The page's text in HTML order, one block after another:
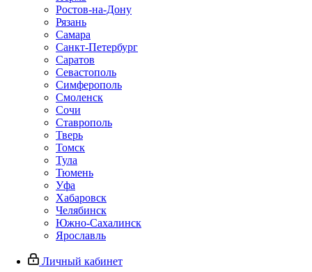
Ростов-на-Дону
Рязань
Самара
Санкт-Петербург
Саратов
Севастополь
Симферополь
Смоленск
Сочи
Ставрополь
Тверь
Томск
Тула
Тюмень
Уфа
Хабаровск
Челябинск
Южно-Сахалинск
Ярославль
Личный кабинет